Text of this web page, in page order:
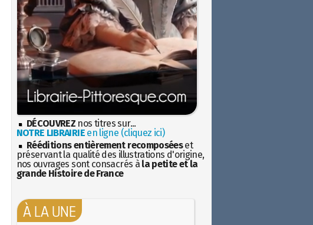
DÉCOUVREZ nos titres sur...
NOTRE LIBRAIRIEen ligne (cliquez ici)
Rééditions entièrement recomposéeset
préservant la qualité des illustrations d'origine,
nos ouvrages sont consacrés à la petite et la
grande Histoire de France
À LA UNE